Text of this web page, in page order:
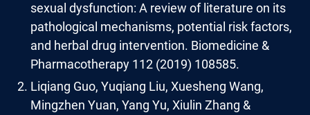
sexual dysfunction: A review of literature on its
pathological mechanisms, potential risk factors,
and herbal drug intervention. Biomedicine &
Pharmacotherapy 112 (2019) 108585.
Liqiang Guo, Yuqiang Liu, Xuesheng Wang,
Mingzhen Yuan, Yang Yu, Xiulin Zhang &